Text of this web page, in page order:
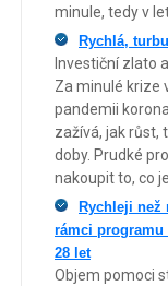
minule, tedy v
Rychlá,
Investiční zlato
Za minulé krize
pandemii
zažívá, jak růst,
doby. Prudké
nakoupit to, co
Rychleji než
rámci programu
28 let
Objem pomoci